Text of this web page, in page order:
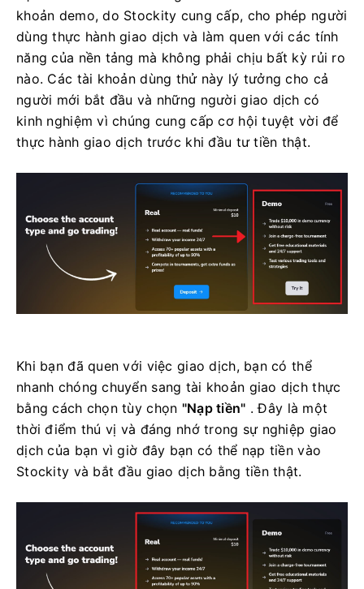
khoản demo, do Stockity cung cấp, cho phép người
dùng thực hành giao dịch và làm quen với các tính
năng của nền tảng mà không phải chịu bất kỳ rủi ro
nào. Các tài khoản dùng thử này lý tưởng cho cả
người mới bắt đầu và những người giao dịch có
kinh nghiệm vì chúng cung cấp cơ hội tuyệt vời để
thực hành giao dịch trước khi đầu tư tiền thật.
Khi bạn đã quen với việc giao dịch, bạn có thể
nhanh chóng chuyển sang tài khoản giao dịch thực
bằng cách chọn tùy chọn "Nạp tiền" . Đây là một
thời điểm thú vị và đáng nhớ trong sự nghiệp giao
dịch của bạn vì giờ đây bạn có thể nạp tiền vào
Stockity và bắt đầu giao dịch bằng tiền thật.